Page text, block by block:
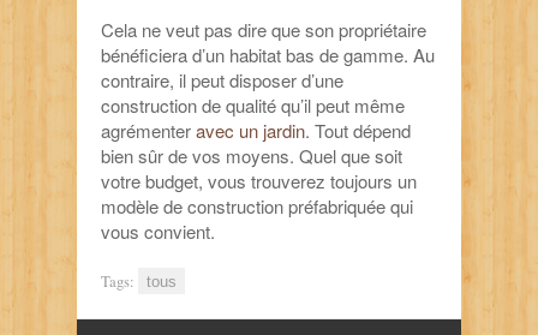
Cela ne veut pas dire que son propriétaire
bénéficiera d’un habitat bas de gamme. Au
contraire, il peut disposer d’une
construction de qualité qu’il peut même
agrémenteravec un jardin. Tout dépend
bien sûr de vos moyens. Quel que soit
votre budget, vous trouverez toujours un
modèle de construction préfabriquée qui
vous convient.
Tags: tous